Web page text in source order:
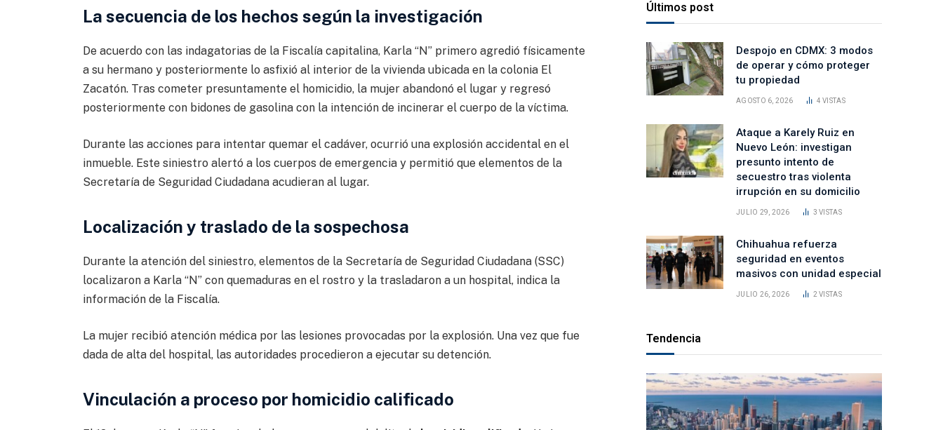
La secuencia de los hechos según la investigación
De acuerdo con las indagatorias de la Fiscalía capitalina, Karla “N” primero agredió físicamente
a su hermano y posteriormente lo asfixió al interior de la vivienda ubicada en la colonia El
Zacatón. Tras cometer presuntamente el homicidio, la mujer abandonó el lugar y regresó
posteriormente con bidones de gasolina con la intención de incinerar el cuerpo de la víctima.
Durante las acciones para intentar quemar el cadáver, ocurrió una explosión accidental en el
inmueble. Este siniestro alertó a los cuerpos de emergencia y permitió que elementos de la
Secretaría de Seguridad Ciudadana acudieran al lugar.
Localización y traslado de la sospechosa
Durante la atención del siniestro, elementos de la Secretaría de Seguridad Ciudadana (SSC)
localizaron a Karla “N” con quemaduras en el rostro y la trasladaron a un hospital, indica la
información de la Fiscalía.
La mujer recibió atención médica por las lesiones provocadas por la explosión. Una vez que fue
dada de alta del hospital, las autoridades procedieron a ejecutar su detención.
Vinculación a proceso por homicidio calificado
Últimos post
Despojo en CDMX: 3 modos
de operar y cómo proteger
tu propiedad
AGOSTO 6, 2026 4VISTAS
Ataque a Karely Ruiz en
Nuevo León: investigan
presunto intento de
secuestro tras violenta
irrupción en su domicilio
JULIO 29, 2026 3VISTAS
Chihuahua refuerza
seguridad en eventos
masivos con unidad especial
JULIO 26, 2026 2VISTAS
Tendencia